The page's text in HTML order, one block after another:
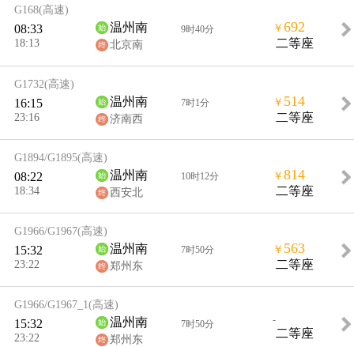
G168(高速)
08:33
18:13
温州南
北京南
9时40分 ￥ 692
二等座
G1732(高速)
16:15
23:16
温州南
济南西
7时1分 ￥ 514
二等座
G1894/G1895(高速)
08:22
18:34
温州南
西安北
10时12分 ￥ 814
二等座
G1966/G1967(高速)
15:32
23:22
温州南
郑州东
7时50分 ￥ 563
二等座
G1966/G1967_1(高速)
15:32
23:22
温州南
郑州东
7时50分 -
二等座